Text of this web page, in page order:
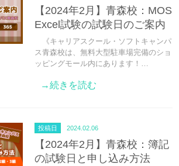
【2024年2月】青森校：MOS
Excel試験の試験日のご案内
《キャリアスクール・ソフトキャンパ
ス青森校は、無料大型駐車場完備のショ
ッピングモール内にあります！…
→続きを読む
投稿日 2024.02.06
【2024年2月】青森校：簿記
の試験日と申し込み方法